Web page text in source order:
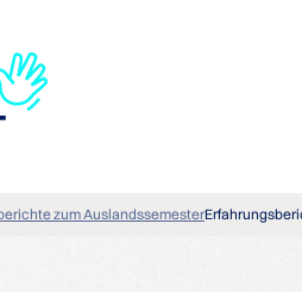
zum Auslandssemester